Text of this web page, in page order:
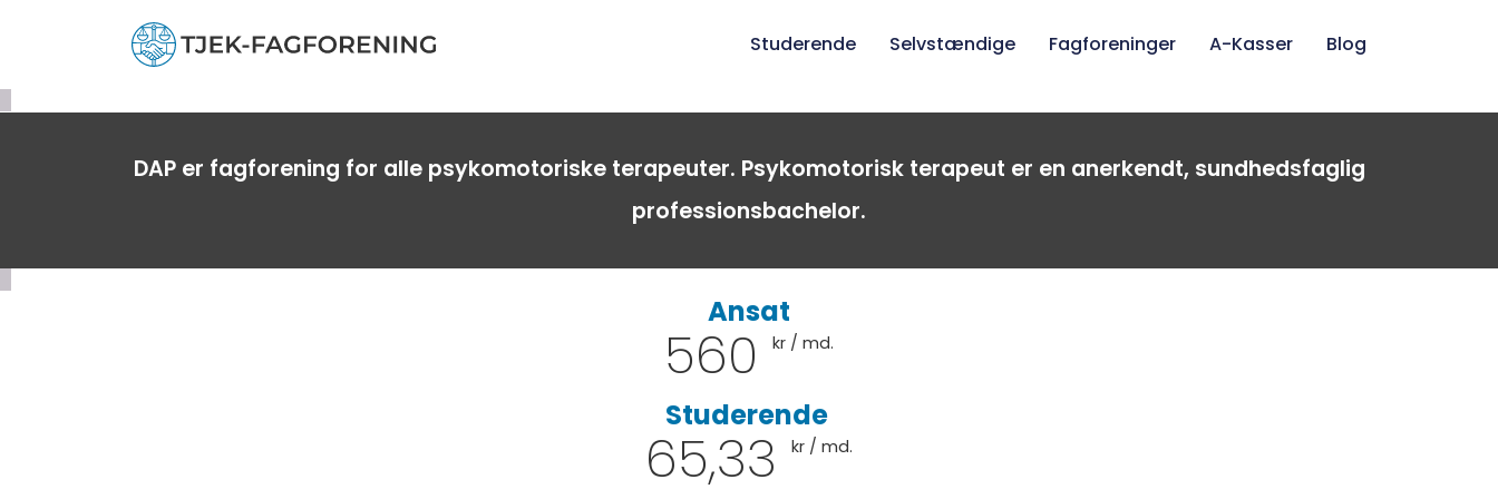
Studerende Selvstændige Fagforeninger A-Kasser Blog
DAP er fagforening for alle psykomotoriske terapeuter. Psykomotorisk terapeut er en anerkendt, sundhedsfaglig
professionsbachelor.
Ansat
560 kr / md.
Studerende
65,33 kr / md.